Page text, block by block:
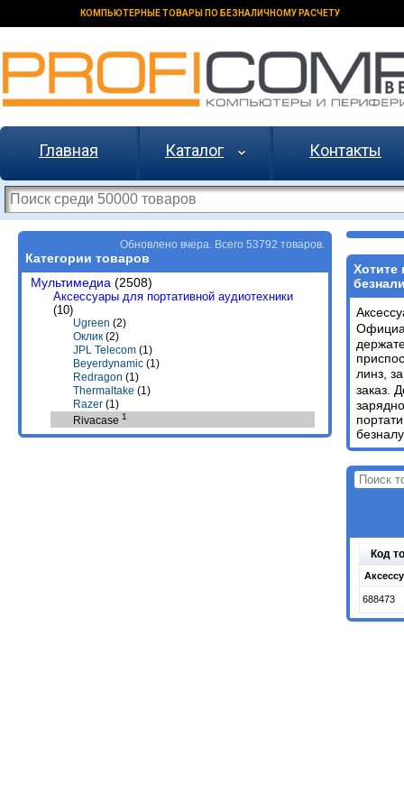
КОМПЬЮТЕРНЫЕ ТОВАРЫ ПО БЕЗНАЛИЧНОМУ РАСЧЕТУ
Главная Каталог Контакты
Обновлено вчера. Всего 53792 товаров.
Категории товаров
Мультимедиа (2508)
Аксессуары для портативной аудиотехники
(10)
Ugreen (2)
Оклик (2)
JPL Telecom (1)
Beyerdynamic (1)
Redragon (1)
Thermaltake (1)
Razer (1)
Rivacase 1
Хотите
линз,
заказ.
Код
688473